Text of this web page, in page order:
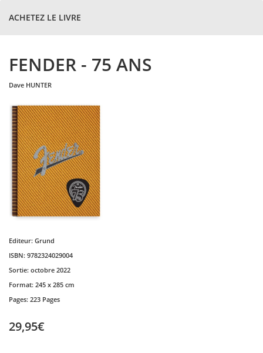
ACHETEZ LE LIVRE
FENDER - 75 ANS
dave HUNTER
Editeur: Grund
ISBN: 9782324029004
Sortie: octobre 2022
Format: 245 x 285 cm
Pages: 223 Pages
29,95€